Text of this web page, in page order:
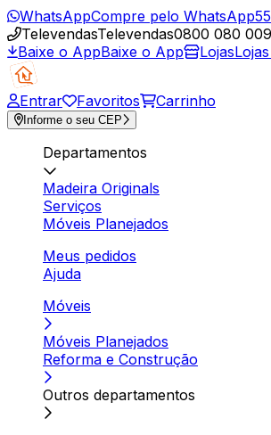
WhatsAppCompre pelo WhatsApp
TelevendasTelevendas0800 080
Baixe o AppBaixe o App Lojas
Entrar Favoritos Carrinho
Informe o seu CEP
Departamentos
Madeira Originals
Serviços
Móveis Planejados
Meus pedidos
Ajuda
Móveis
Móveis Planejados
Reforma e Construção
Outros departamentos